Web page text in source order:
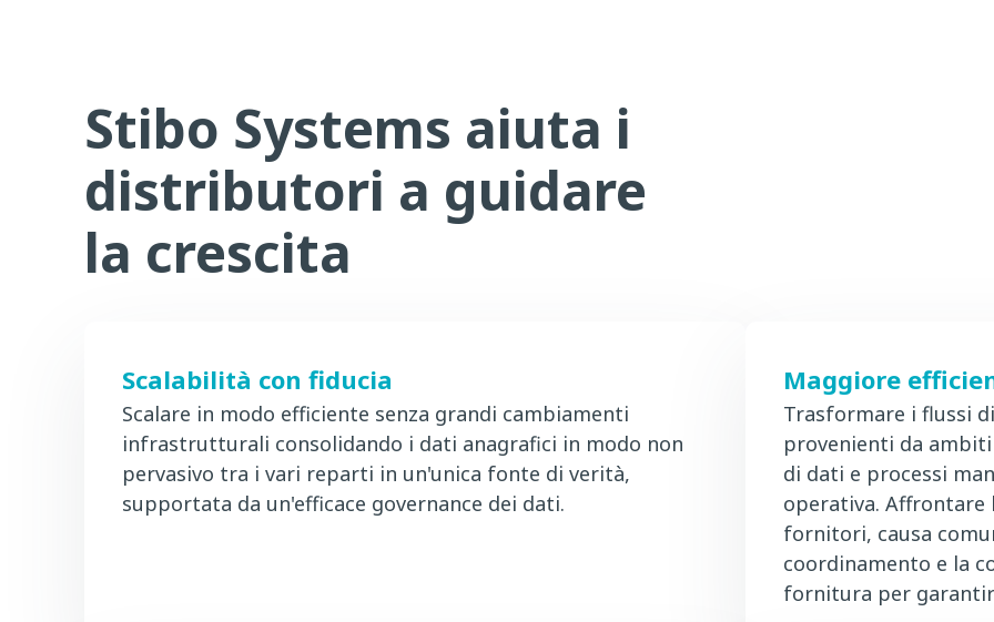
Stibo Systems aiuta i
distributori a guidare
la crescita
Scalabilità con fiducia
Scalare in modo efficiente senza grandi cambiamenti
infrastrutturali consolidando i dati anagrafici in modo non
pervasivo tra i vari reparti in un'unica fonte di verità,
supportata da un'efficace governance dei dati.
Maggiore
Trasformare i flussi
provenienti da
di dati e processi
operativa. Affrontare
fornitori, causa
coordinamento e la
fornitura per